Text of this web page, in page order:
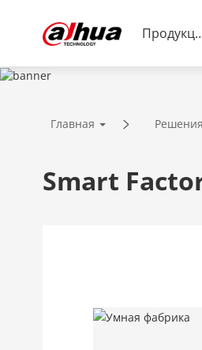
комплексное
Главная Решения
Smart